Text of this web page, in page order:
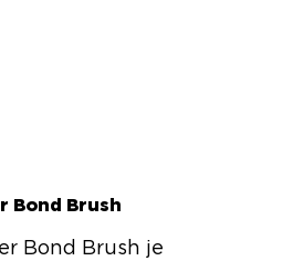
Bond Brush
Bond Brush je